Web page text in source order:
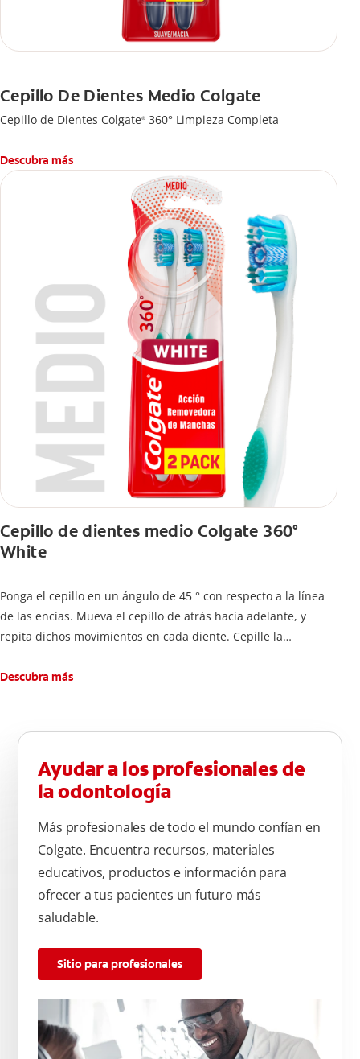
Cepillo De Dientes Medio Colgate
Cepillo de Dientes Colgate® 360° Limpieza Completa
Descubra más
Cepillo de dientes medio Colgate 360°
White
Ponga el cepillo en un ángulo de 45 ° con respecto a la línea
de las encías. Mueva el cepillo de atrás hacia adelante, y
repita dichos movimientos en cada diente. Cepille la
atrás hacia adelante. Cepille la superficie masticatoria (parte
atrás, arriba y abajo, en la parte superior e inferior. No se
olvide de cepillar la lengua para quitar el mal olor causado
por las bacterias.
Descubra más
Ayudar a los profesionales de
la odontología
Más profesionales de todo el mundo confían en
Colgate. Encuentra recursos, materiales
educativos, productos e información para
ofrecer a tus pacientes un futuro más
saludable.
Sitio para profesionales